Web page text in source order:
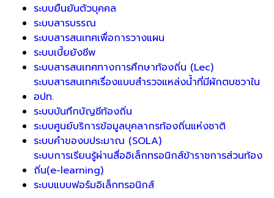
ระบบยืนยันตัวบุคคล
ระบบสารบรรณ
ระบบสารสนเทศเพื่อการวางแผน
ระบบเบี้ยยังชีพ
ระบบสารสนเทศทางการศึกษาท้องถิ่น (Lec)
ระบบสารสนเทศเรื่องแบบสำรวจแหล่งน้ำที่มีผักตบชวาใน
อปท.
ระบบบันทึกบัญชีท้องถิ่น
ระบบศูนย์บริการข้อมูลบุคลากรท้องถิ่นแห่งชาติ
ระบบคำของบประมาณ (SOLA)
ระบบการเรียนรู้ผ่านสื่ออิเล็กทรอนิกส์ข้าราชการส่วนท้อง
ถิ่น(e-learning)
ระบบแบบฟอร์มอิเล็กทรอนิกส์